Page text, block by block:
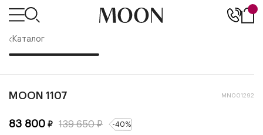
Каталог
MOON 1107 MN001292
83 800 ₽ 139 650₽ -40%